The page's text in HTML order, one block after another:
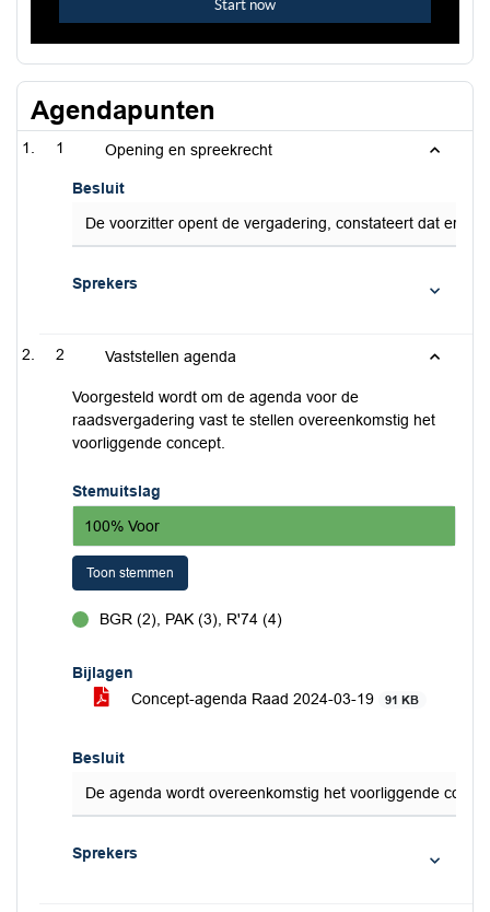
Agendapunten
1 Opening en spreekrecht
Besluit
De voorzitter opent de vergadering, constateert dat er
Sprekers
2 Vaststellen agenda
Voorgesteld wordt om de agenda voor de
raadsvergadering vast te stellen overeenkomstig het
voorliggende concept.
Stemuitslag
100% Voor
Toon stemmen
BGR (2), PAK (3), R'74 (4)
Bijlagen
Concept-agenda Raad 2024-03-19
91 KB
Besluit
De agenda wordt overeenkomstig het voorliggende
Sprekers